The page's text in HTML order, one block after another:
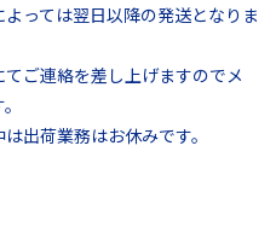
っては翌日以降の発送となりま
ご連絡を差し上げますのでメ
出荷業務はお休みです。